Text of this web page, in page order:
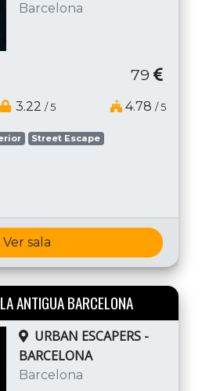
Barcelona
79
3.22 / 5 4.78 / 5
Street Escape
Ver sala
ANTIGUA BARCELONA
URBAN ESCAPERS -
BARCELONA
Barcelona